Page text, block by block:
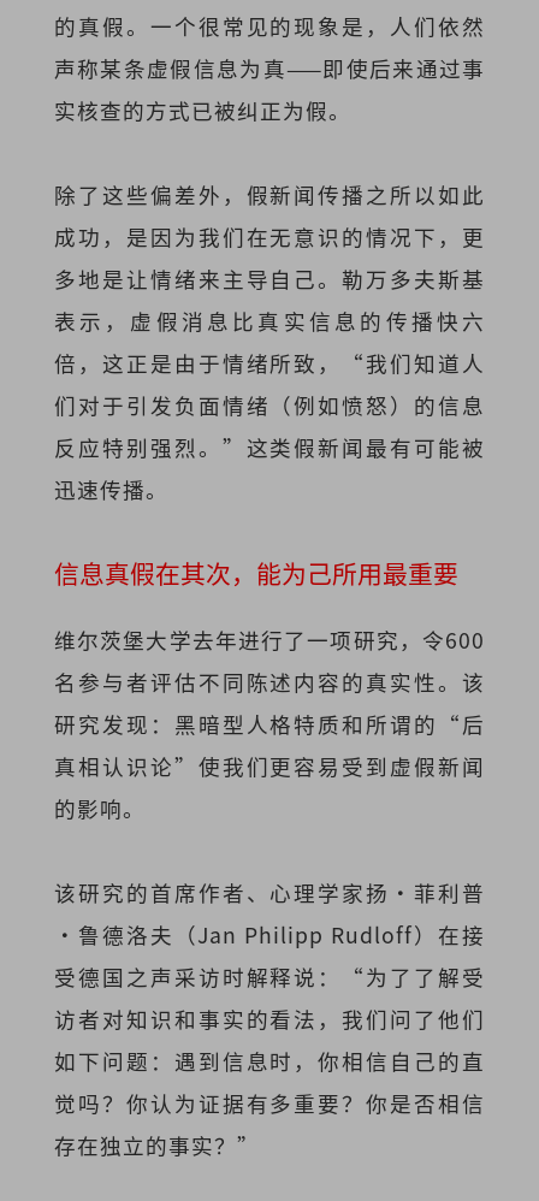
的真假。一个很常见的现象是，人们依然
声称某条虚假信息为真——即使后来通过事
实核查的方式已被纠正为假。
除了这些偏差外，假新闻传播之所以如此
成功，是因为我们在无意识的情况下，更
多地是让情绪来主导自己。勒万多夫斯基
表示，虚假消息比真实信息的传播快六
倍，这正是由于情绪所致，“我们知道人
们对于引发负面情绪（例如愤怒）的信息
反应特别强烈。”这类假新闻最有可能被
迅速传播。
信息真假在其次，能为己所用最重要
维尔茨堡大学去年进行了一项研究，令600
名参与者评估不同陈述内容的真实性。该
研究发现：黑暗型人格特质和所谓的“后
真相认识论”使我们更容易受到虚假新闻
的影响。
该研究的首席作者、心理学家扬·菲利普
·鲁德洛夫（Jan Philipp Rudloff）在接
受德国之声采访时解释说：“为了了解受
访者对知识和事实的看法，我们问了他们
如下问题：遇到信息时，你相信自己的直
觉吗？你认为证据有多重要？你是否相信
存在独立的事实？”